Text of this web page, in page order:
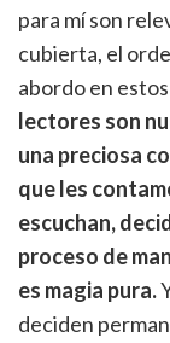
para mí son
cubierta, el
abordo en
lectores son
una preciosa
que les
escuchan,
proceso de
es magia pura.
deciden